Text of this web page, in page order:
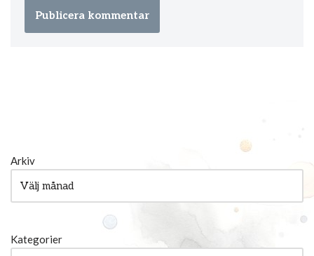
Arkiv
Kategorier